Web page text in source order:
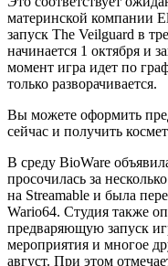
материнской компании
запуск The Veilguard в
начинается 1 октября и
момент игра идет по
только разворачивается.
Вы можете оформить
сейчас и получить
В среду BioWare
просочилась за
на Streamable и была
Wario64. Студия также
предваряющую запуск
мероприятия и многое
август. При этом